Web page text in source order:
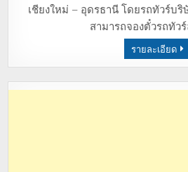
เชียงใหม่ – อุดรธานี โดยรถทัวร์บ
สามารถจองตั๋วรถทัว
รายละเอียด